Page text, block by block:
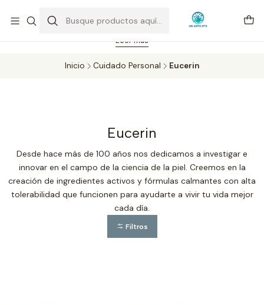
Feriado 21-05-2026 atención hasta las 14 hrs. Envío GRATIS mismo
día solo área Metropolitana Santiago por compras desde CLP 39.900.
Pedidos hasta 16 hrs., sábados y domingos hasta 14 hrs.
Leer más
Inicio Cuidado Personal Eucerin
Eucerin
Desde hace más de 100 años nos dedicamos a investigar e
innovar en el campo de la ciencia de la piel. Creemos en la
creación de ingredientes activos y fórmulas calmantes con alta
tolerabilidad que funcionen para ayudarte a vivir tu vida mejor
cada día.
Filtros